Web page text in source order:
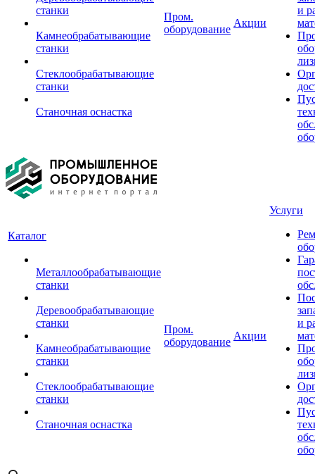
станки
Камнеобрабатывающие
станки
Стеклообрабатывающие
станки
Станочная оснастка
Пром.
оборудование
Акции
и
Каталог
Металлообрабатывающие
станки
Деревообрабатывающие
станки
Камнеобрабатывающие
станки
Стеклообрабатывающие
станки
Станочная оснастка
Пром.
оборудование
Акции
Услуги
и